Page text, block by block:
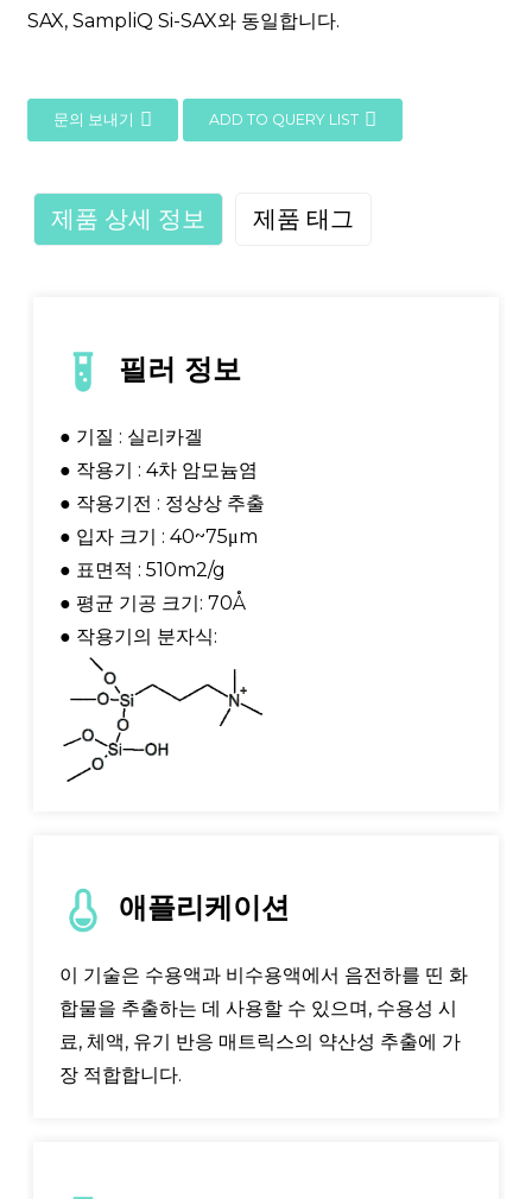
SAX, SampliQ Si-SAX와 동일합니다.
문의 보내기 ADD TO QUERY LIST
제품 상세 정보 제품 태그
필러 정보
● 기질 : 실리카겔
● 작용기 : 4차 암모늄염
● 작용기전 : 정상상 추출
● 입자 크기 : 40~75μm
● 표면적 : 510m2/g
● 평균 기공 크기: 70Å
● 작용기의 분자식:
애플리케이션
이 기술은 수용액과 비수용액에서 음전하를 띤 화
합물을 추출하는 데 사용할 수 있으며, 수용성 시
료, 체액, 유기 반응 매트릭스의 약산성 추출에 가
장 적합합니다.